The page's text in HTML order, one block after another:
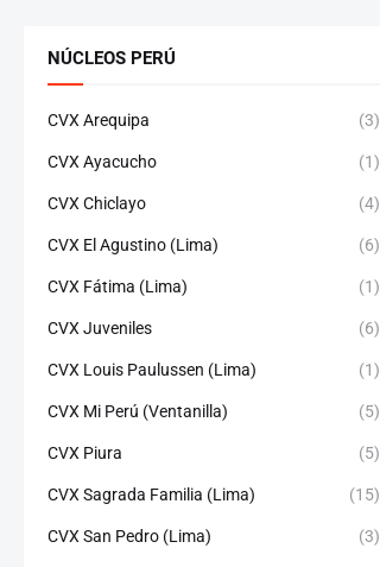
NÚCLEOS PERÚ
CVX Arequipa (3)
CVX Ayacucho (1)
CVX Chiclayo (4)
CVX El Agustino (Lima) (6)
CVX Fátima (Lima) (1)
CVX Juveniles (6)
CVX Louis Paulussen (Lima) (1)
CVX Mi Perú (Ventanilla) (5)
CVX Piura (5)
CVX Sagrada Familia (Lima) (15)
CVX San Pedro (Lima) (3)